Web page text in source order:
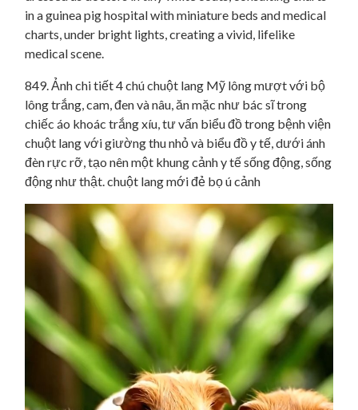
849. Ảnh chi tiết 4 chú chuột lang Mỹ lông mượt với bộ
lông trắng, cam, đen và nâu, ăn mặc như bác sĩ trong
chiếc áo khoác trắng xíu, tư vấn biểu đồ trong bệnh viện
chuột lang với giường thu nhỏ và biểu đồ y tế, dưới ánh
đèn rực rỡ, tạo nên một khung cảnh y tế sống động, sống
động như thật. chuột lang mới đẻ bọ ú cảnh